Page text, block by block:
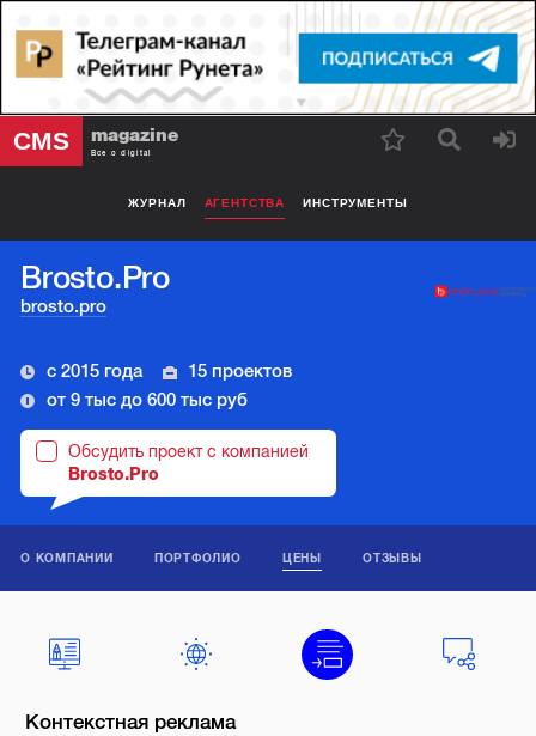
CMS magazine
Все о digital
ЖУРНАЛ АГЕНТСТВА ИНСТРУМЕНТЫ
Brosto.Pro
brosto.pro
с 2015 года
15 проектов
от 9 тыс до 600 тыс руб
Обсудить проект с компанией
Brosto.Pro
О КОМПАНИИ ПОРТФОЛИО ЦЕНЫ ОТЗЫВЫ
Контекстная реклама